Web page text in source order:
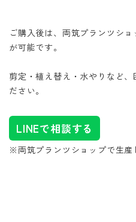
ご購入後は、両筑プランツシ
が可能です。
剪定・植え替え・水やりなど
ださい。
LINEで相談する
※両筑プランツショップで生産